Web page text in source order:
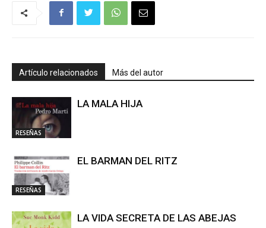
Artículo relacionados Más del autor
RESEÑAS
LA MALA HIJA
RESEÑAS
EL BARMAN DEL RITZ
LA VIDA SECRETA DE LAS ABEJAS